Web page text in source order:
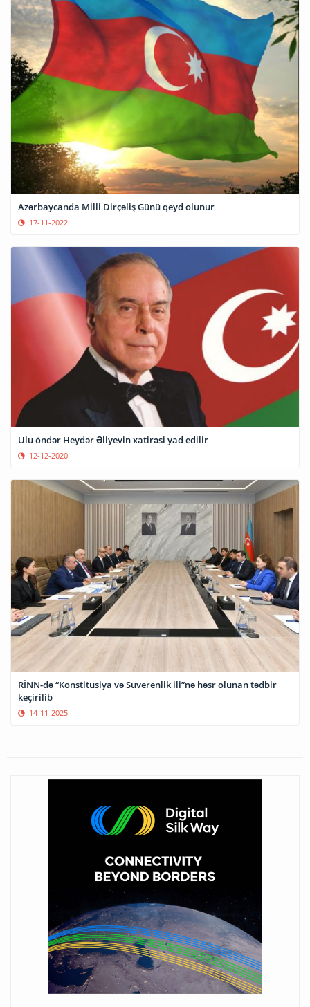
Azərbaycanda Milli Dirçəliş Günü qeyd olunur
17-11-2022
Ulu öndər Heydər Əliyevin xatirəsi yad edilir
12-12-2020
RİNN-də “Konstitusiya və Suverenlik ili”nə həsr olunan tədbir
keçirilib
14-11-2025